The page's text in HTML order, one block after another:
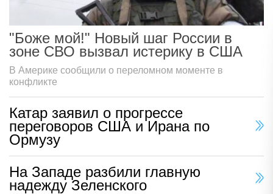
"Боже мой!" Новый шаг России в
зоне СВО вызвал истерику в США
В Америке сообщили о переломном моменте в
конфликте
Катар заявил о прогрессе
переговоров США и Ирана по
Ормузу
На Западе разбили главную
надежду Зеленского